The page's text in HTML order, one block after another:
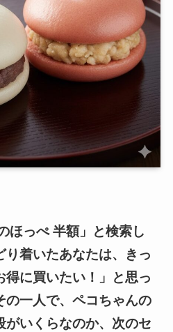
ほっぺ 半額」と検索し
り着いたあなたは、きっ
得に買いたい！」と思っ
の一人で、ペコちゃんの
がいくらなのか、次のセ